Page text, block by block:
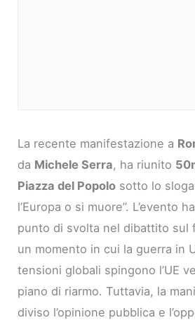
La recente manifestazione a
da Michele Serra, ha riunito
Piazza del Popolo sotto lo
l’Europa o si muore”. L’evento
punto di svolta nel dibattito sul
un momento in cui la guerra in
tensioni globali spingono l’UE
piano di riarmo. Tuttavia, la
diviso l’opinione pubblica e